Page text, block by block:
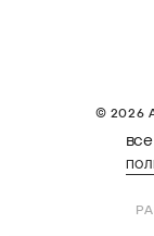
© 2026